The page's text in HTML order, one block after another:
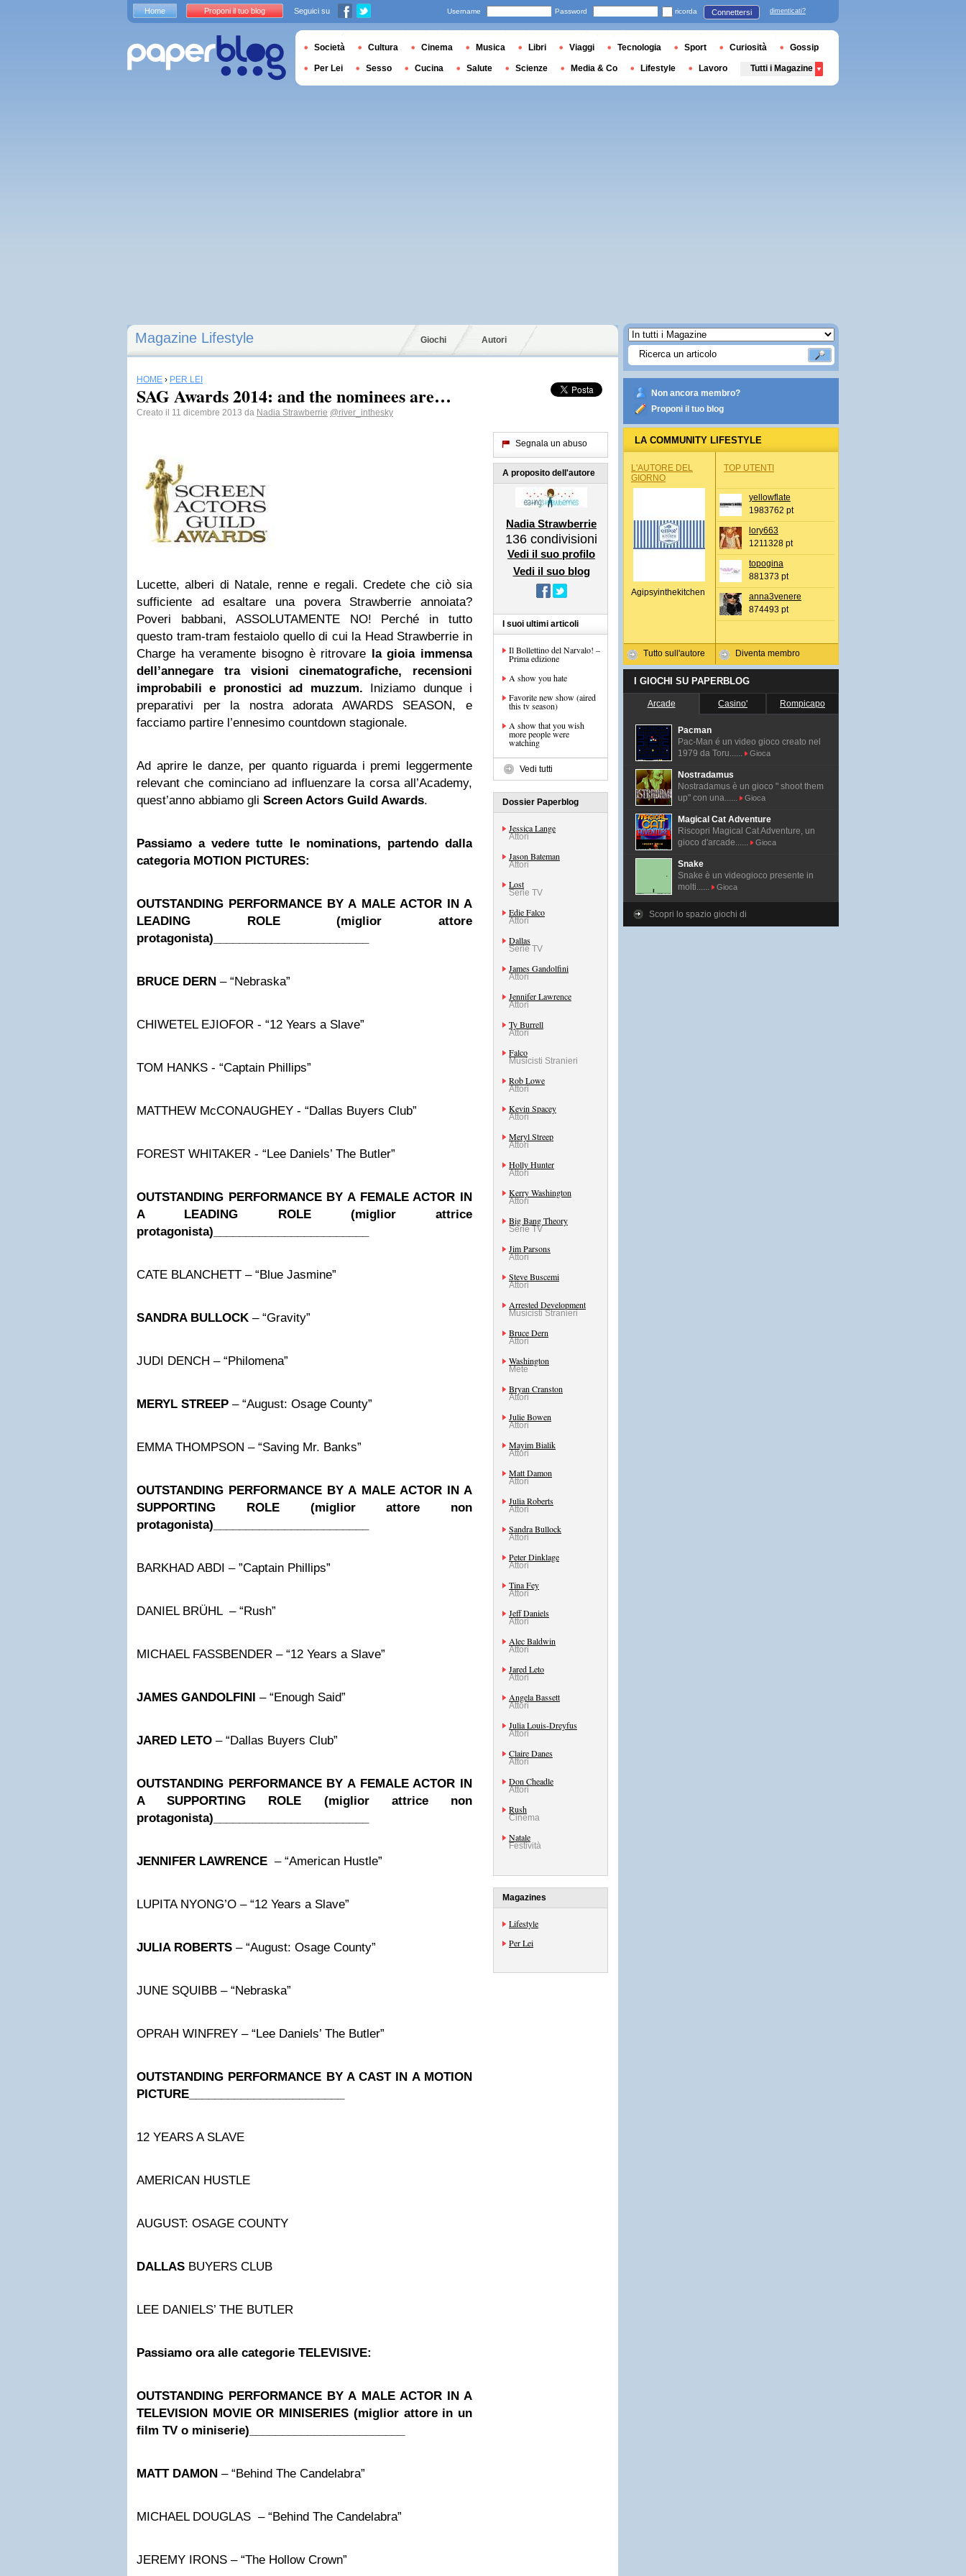
Magazine Lifestyle Giochi Autori
HOME › PER LEI
SAG Awards 2014: and the nominees are…
Creato il 11 dicembre 2013 da Nadia Strawberrie @river_inthesky
Lucette, alberi di Natale, renne e regali. Credete che ciò sia
sufficiente ad esaltare una povera Strawberrie annoiata?
Poveri babbani, ASSOLUTAMENTE NO! Perché in tutto
questo tram-tram festaiolo quello di cui la Head Strawberrie in
Charge ha veramente bisogno è ritrovare la gioia immensa
dell’annegare tra visioni cinematografiche, recensioni
improbabili e pronostici ad muzzum. Iniziamo dunque i
preparativi per la nostra adorata AWARDS SEASON, e
facciamo partire l’ennesimo countdown stagionale.
Ad aprire le danze, per quanto riguarda i premi leggermente
relevant che cominciano ad influenzare la corsa all’Academy,
quest’anno abbiamo gli Screen Actors Guild Awards.
Passiamo a vedere tutte le nominations, partendo dalla
categoria MOTION PICTURES:
OUTSTANDING PERFORMANCE BY A MALE ACTOR IN A
LEADING ROLE (miglior attore
protagonista)________________________
BRUCE DERN – “Nebraska”
CHIWETEL EJIOFOR - “12 Years a Slave”
TOM HANKS - “Captain Phillips”
MATTHEW McCONAUGHEY - “Dallas Buyers Club”
FOREST WHITAKER - “Lee Daniels’ The Butler”
OUTSTANDING PERFORMANCE BY A FEMALE ACTOR IN
A LEADING ROLE (miglior attrice
protagonista)
CATE BLANCHETT – “Blue Jasmine”
SANDRA BULLOCK – “Gravity”
JUDI DENCH – “Philomena”
MERYL STREEP – “August: Osage County”
EMMA THOMPSON – “Saving Mr. Banks”
OUTSTANDING PERFORMANCE BY A MALE ACTOR IN A
SUPPORTING ROLE (miglior attore non
protagonista)
BARKHAD ABDI – ”Captain Phillips”
DANIEL BRÜHL – “Rush”
MICHAEL FASSBENDER – “12 Years a Slave”
JAMES GANDOLFINI – “Enough Said”
JARED LETO – “Dallas Buyers Club”
OUTSTANDING PERFORMANCE BY A FEMALE ACTOR IN
A SUPPORTING ROLE (miglior attrice non
protagonista)
JENNIFER LAWRENCE – “American Hustle”
LUPITA NYONG’O – “12 Years a Slave”
JULIA ROBERTS – “August: Osage County”
JUNE SQUIBB – “Nebraska”
OPRAH WINFREY – “Lee Daniels’ The Butler”
OUTSTANDING PERFORMANCE BY A CAST IN A MOTION
PICTURE
12 YEARS A SLAVE
AMERICAN HUSTLE
AUGUST: OSAGE COUNTY
DALLAS BUYERS CLUB
LEE DANIELS’ THE BUTLER
Passiamo ora alle categorie TELEVISIVE:
OUTSTANDING PERFORMANCE BY A MALE ACTOR IN A
TELEVISION MOVIE OR MINISERIES (miglior attore in un
film TV o miniserie)
MATT DAMON – “Behind The Candelabra”
MICHAEL DOUGLAS – “Behind The Candelabra”
JEREMY IRONS – “The Hollow Crown”
Segnala un abuso
A proposito dell'autore
Nadia Strawberrie
136 condivisioni
Vedi il suo profilo
Vedi il suo blog
I suoi ultimi articoli
Il Bollettino del Narvalo! –
Prima edizione
A show you hate
Favorite new show (aired
this tv season)
A show that you wish
more people were
watching
Vedi tutti
Dossier Paperblog
Jessica Lange
Attori
Jason Bateman
Attori
Lost
Serie TV
Edie Falco
Attori
Dallas
Serie TV
James Gandolfini
Attori
Jennifer Lawrence
Attori
Ty Burrell
Attori
Falco
Musicisti Stranieri
Rob Lowe
Attori
Kevin Spacey
Attori
Meryl Streep
Attori
Holly Hunter
Attori
Kerry Washington
Attori
Big Bang Theory
Serie TV
Jim Parsons
Attori
Steve Buscemi
Attori
Arrested Development
Musicisti Stranieri
Bruce Dern
Attori
Washington
Mete
Bryan Cranston
Attori
Julie Bowen
Attori
Mayim Bialik
Attori
Matt Damon
Attori
Julia Roberts
Attori
Sandra Bullock
Attori
Peter Dinklage
Attori
Tina Fey
Attori
Jeff Daniels
Attori
Alec Baldwin
Attori
Jared Leto
Attori
Angela Bassett
Attori
Julia Louis-Dreyfus
Attori
Claire Danes
Attori
Don Cheadle
Attori
Rush
Cinema
Natale
Festività
Magazines
Lifestyle
Per Lei
Non ancora membro?
Proponi il tuo blog
LA COMMUNITY LIFESTYLE
L'AUTORE DEL
GIORNO
Agipsyinthekitchen
Tutto sull'autore
TOP UTENTI
yellowflate
1983762 pt
lory663
1211328 pt
topogina
881373 pt
anna3venere
874493 pt
Diventa membro
I GIOCHI SU PAPERBLOG
Arcade Casino' Rompicapo
Pacman
Pac-Man é un video gioco creato nel
1979 da Toru......
Gioca
Nostradamus
Nostradamus è un gioco " shoot them
up" con una......
Gioca
Magical Cat Adventure
Riscopri Magical Cat Adventure, un
gioco d'arcade......
Gioca
Snake
Snake è un videogioco presente in
molti......
Gioca
Scopri lo spazio giochi di
Home Proponi il tuo blog Seguici su Username Password ricorda Connettersi dimenticati?
Società Cultura Cinema Musica Libri Viaggi Tecnologia Sport Curiosità Gossip
Per Lei Sesso Cucina Salute Scienze Media & Co Lifestyle Lavoro Tutti i Magazine